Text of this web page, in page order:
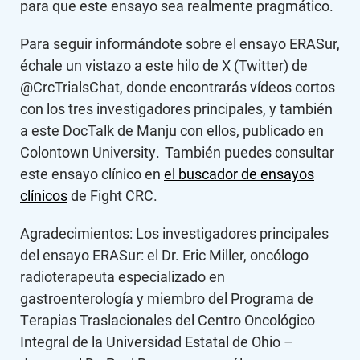
para que este ensayo sea realmente pragmático.
Para seguir informándote sobre el ensayo ERASur,
échale un vistazo a este hilo de X (Twitter) de
@CrcTrialsChat, donde encontrarás vídeos cortos
con los tres investigadores principales, y también
a este DocTalk de Manju con ellos, publicado en
Colontown University. También puedes consultar
este ensayo clínico en el buscador de ensayos
clínicosde Fight CRC.
Agradecimientos: Los investigadores principales
del ensayo ERASur: el Dr. Eric Miller, oncólogo
radioterapeuta especializado en
gastroenterología y miembro del Programa de
Terapias Traslacionales del Centro Oncológico
Integral de la Universidad Estatal de Ohio –